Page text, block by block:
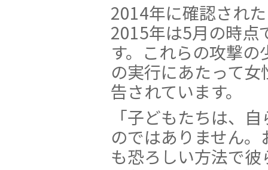
2014年に確認され
2015年は5月の時点
す。これらの攻撃
の実行にあたって
告されています。
「子どもたちは、
のではありません
も恐ろしい方法で